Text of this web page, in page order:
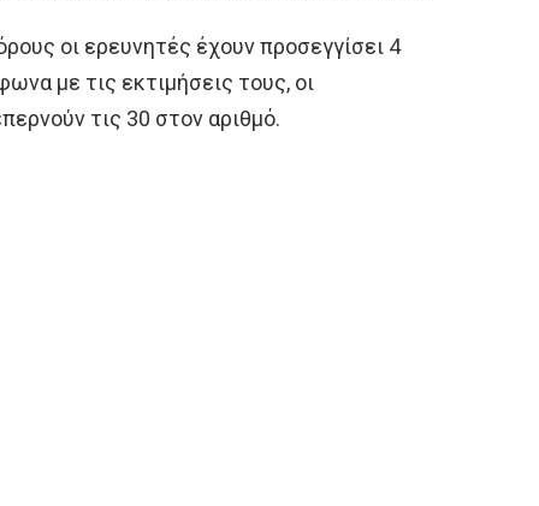
οι ερευνητές έχουν προσεγγίσει 4
με τις εκτιμήσεις τους, οι
τις 30 στον αριθμό.